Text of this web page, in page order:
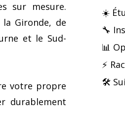
sur mesure.
Gironde, de
et le Sud-
votre propre
durablement
☀️
🔧
📊
⚡
🛠️